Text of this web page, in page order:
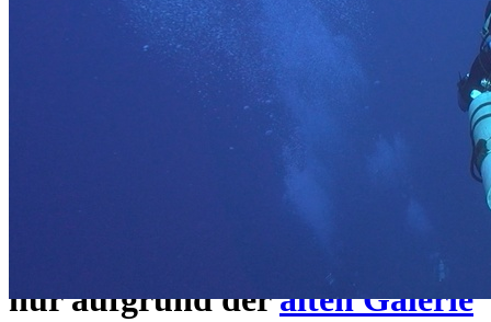
Das Sidemount-Forum ist auf
ein neues Forensystem
umgezogen und wie gewohnt
https://www.sidemount-
nur aufgrund deralten Galerie